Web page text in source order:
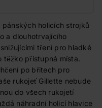
pánských holicích strojků
a dlouhotrvajícího
tření pro hladké
těžko přístupná místa.
po břitech pro
rukojeť Gillette nebude
do všech rukojetí
náhradní holicí hlavice